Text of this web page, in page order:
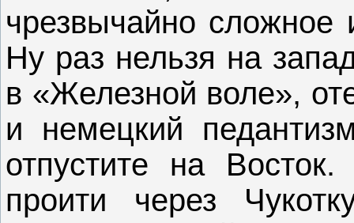
чрезвычайно сложное
Ну раз нельзя на
в «Железной воле»,
и немецкий
отпустите на
проити через